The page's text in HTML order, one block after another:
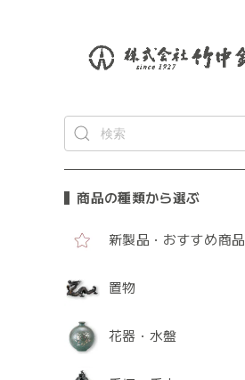
商品の種類から選ぶ
新製品・おすすめ商品
置物
花器・水盤